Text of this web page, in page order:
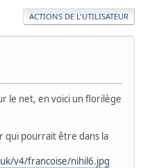
ACTIONS DE L'UTILISATEUR
le net, en voici un florilège
qui pourrait être dans la
v4/francoise/nihil6.jpg